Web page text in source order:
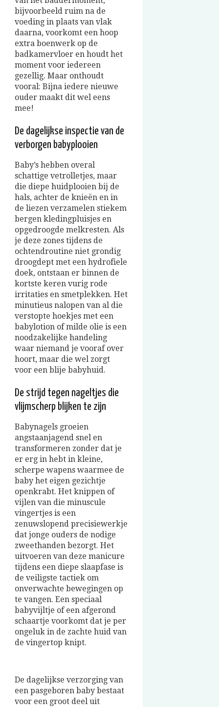
bijvoorbeeld ruim na de
voeding in plaats van vlak
daarna, voorkomt een hoop
extra boenwerk op de
badkamervloer en houdt het
moment voor iedereen
gezellig. Maar onthoudt
vooral: Bijna iedere nieuwe
ouder maakt dit wel eens
mee!
De dagelijkse inspectie van de
verborgen babyplooien
Baby’s hebben overal
schattige vetrolletjes, maar
die diepe huidplooien bij de
hals, achter de knieën en in
de liezen verzamelen stiekem
bergen kledingpluisjes en
opgedroogde melkresten. Als
je deze zones tijdens de
ochtendroutine niet grondig
droogdept met een hydrofiele
doek, ontstaan er binnen de
kortste keren vurig rode
irritaties en smetplekken. Het
minutieus nalopen van al die
verstopte hoekjes met een
babylotion of milde olie is een
noodzakelijke handeling
waar niemand je vooraf over
hoort, maar die wel zorgt
voor een blije babyhuid.
De strijd tegen nageltjes die
vlijmscherp blijken te zijn
Babynagels groeien
angstaanjagend snel en
transformeren zonder dat je
er erg in hebt in kleine,
scherpe wapens waarmee de
baby het eigen gezichtje
openkrabt. Het knippen of
vijlen van die minuscule
vingertjes is een
zenuwslopend precisiewerkje
dat jonge ouders de nodige
zweethanden bezorgt. Het
uitvoeren van deze manicure
tijdens een diepe slaapfase is
de veiligste tactiek om
onverwachte bewegingen op
te vangen. Een speciaal
babyvijltje of een afgerond
schaartje voorkomt dat je per
ongeluk in de zachte huid van
de vingertop knipt.
De dagelijkse verzorging van
een pasgeboren baby bestaat
voor een groot deel uit